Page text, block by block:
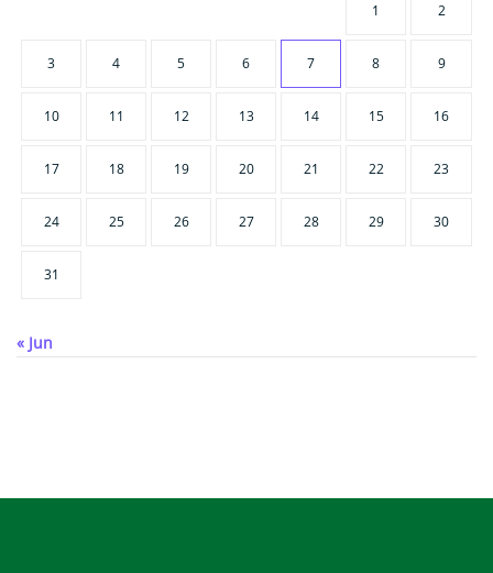
1 2
3 4 5 6 7 8 9
10 11 12 13 14 15 16
17 18 19 20 21 22 23
24 25 26 27 28 29 30
31
« Jun